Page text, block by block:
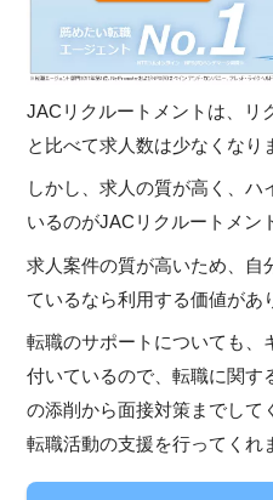
JACリクルートメントは、リ
と比べて求人数は少なくなり
しかし、求人の質が高く、ハ
いるのがJACリクルートメン
求人案件の質が高いため、自
ているなら利用する価値があ
転職のサポートについても、
付いているので、転職に関す
の添削から面接対策までして
転職活動の支援を行ってくれ